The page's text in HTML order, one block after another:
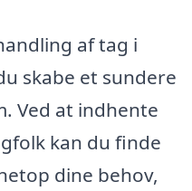
af tag i
skabe et sundere
Ved at indhente
kan du finde
dine behov,